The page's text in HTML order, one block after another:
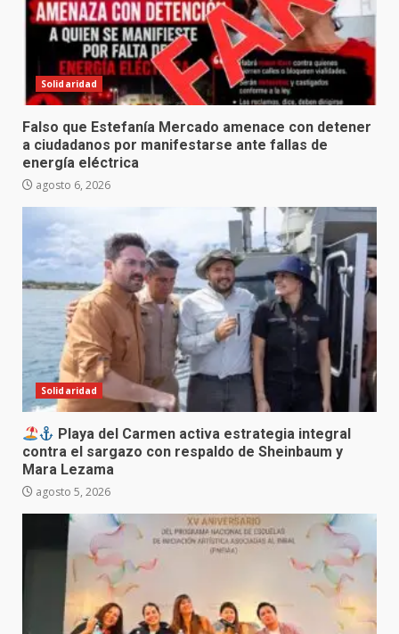
Solidaridad
Falso que Estefanía Mercado amenace con detener
a ciudadanos por manifestarse ante fallas de
energía eléctrica
agosto 6, 2026
Solidaridad
Playa del Carmen activa estrategia integral
contra el sargazo con respaldo de Sheinbaum y
Mara Lezama
agosto 5, 2026